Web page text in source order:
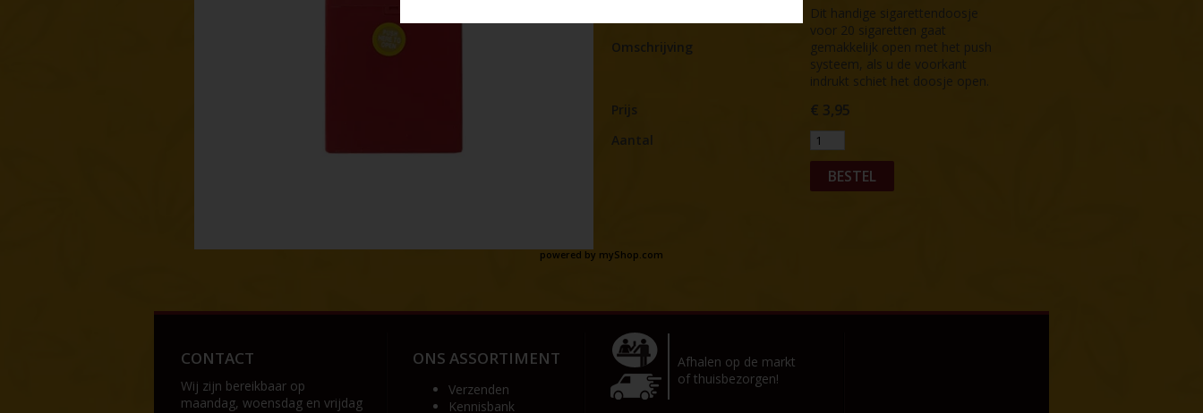
Omschrijving
Dit handige sigarettendoosje
voor 20 sigaretten gaat
gemakkelijk open met het push
systeem, als u de voorkant
indrukt schiet het doosje open.
Prijs
€ 3,95
Aantal
BESTEL
powered by myShop.com
CONTACT
Wij zijn bereikbaar op
maandag, woensdag en vrijdag
ONS ASSORTIMENT
Verzenden
Kennisbank
Afhalen op de markt
of thuisbezorgen!